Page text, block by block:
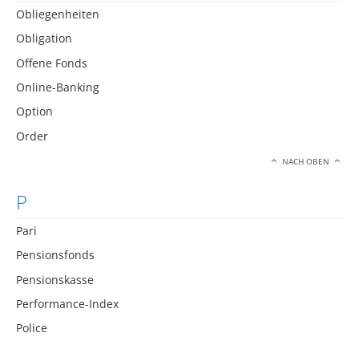
Obliegenheiten
Obligation
Offene Fonds
Online-Banking
Option
Order
NACH OBEN
P
Pari
Pensionsfonds
Pensionskasse
Performance-Index
Police